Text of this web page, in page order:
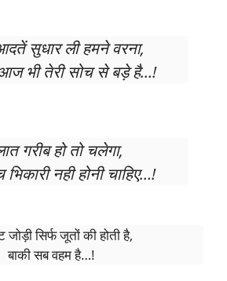
सुधार ली हमने वरना,
भी तेरी सोच से बड़े है…!
गरीब हो तो चलेगा,
नही होनी चाहिए…!
सिर्फ जूतों की होती है,
बाकी सब वहम है…!